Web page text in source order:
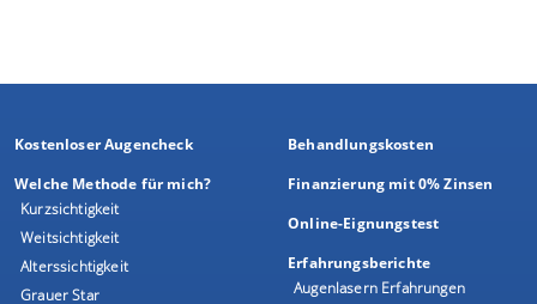
Kostenloser Augencheck
Welche Methode für mich?
Kurzsichtigkeit
Weitsichtigkeit
Alterssichtigkeit
Grauer Star
Behandlungskosten
Finanzierung mit 0% Zinsen
Online-Eignungstest
Erfahrungsberichte
Augenlasern Erfahrungen